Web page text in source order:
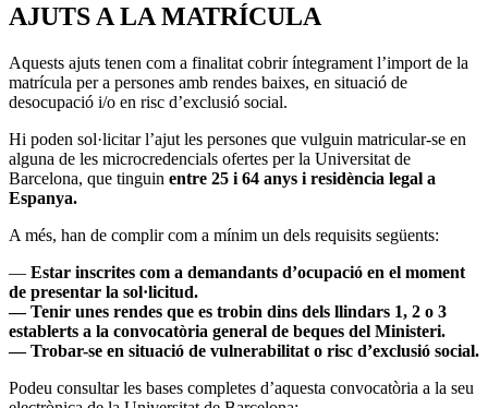
AJUTS A LA MATRÍCULA
Aquests ajuts tenen com a finalitat cobrir íntegrament l’import de la
matrícula per a persones amb rendes baixes, en situació de
desocupació i/o en risc d’exclusió social.
Hi poden sol·licitar l’ajut les persones que vulguin matricular-se en
alguna de les microcredencials ofertes per la Universitat de
Barcelona, que tinguin entre 25 i 64 anys i residència legal a
Espanya.
A més, han de complir com a mínim un dels requisits següents:
— Estar inscrites com a demandants d’ocupació en el moment
de presentar la sol·licitud.
— Tenir unes rendes que es trobin dins dels llindars 1, 2 o 3
establerts a la convocatòria general de beques del Ministeri.
— Trobar-se en situació de vulnerabilitat o risc d’exclusió social.
Podeu consultar les bases completes d’aquesta convocatòria a la seu